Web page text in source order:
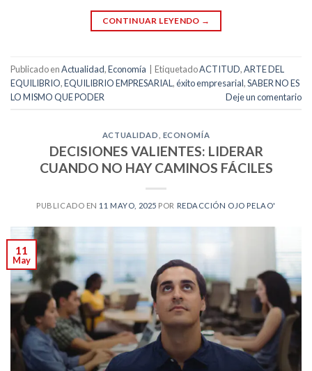
CONTINUAR LEYENDO →
Publicado enActualidad,Economía EtiquetadoACTITUD,ARTE DEL
EQUILIBRIO,EQUILIBRIO EMPRESARIAL ,éxito empresarial,SABER NO ES
LO MISMO QUE PODER
Deje un comentario
ACTUALIDAD ECONOMÍA
DECISIONES VALIENTES: LIDERAR
CUANDO NO HAY CAMINOS FÁCILES
PUBLICADO EN 11 MAYO, 2025 POR REDACCIÓN OJO PELAO'
11
May